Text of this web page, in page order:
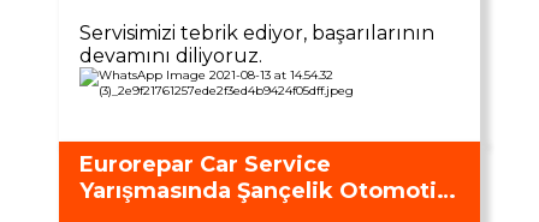
Servisimizi tebrik ediyor, başarılarının
devamını diliyoruz.
Eurorepar Car Service
Yarışmasında Şançelik Otomotiv